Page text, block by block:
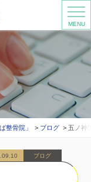
MENU
整骨院」 ブログ 五ノ神
ブログ